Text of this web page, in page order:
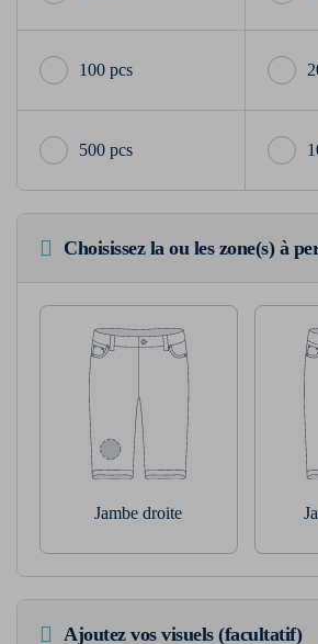
100 pcs
500 pcs
Choisissez la ou les zone(s) à
Jambe droite
Ajoutez vos visuels (facultatif)